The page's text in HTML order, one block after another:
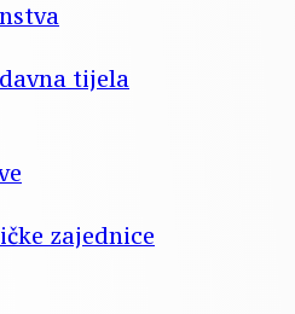
tijela
zajednice